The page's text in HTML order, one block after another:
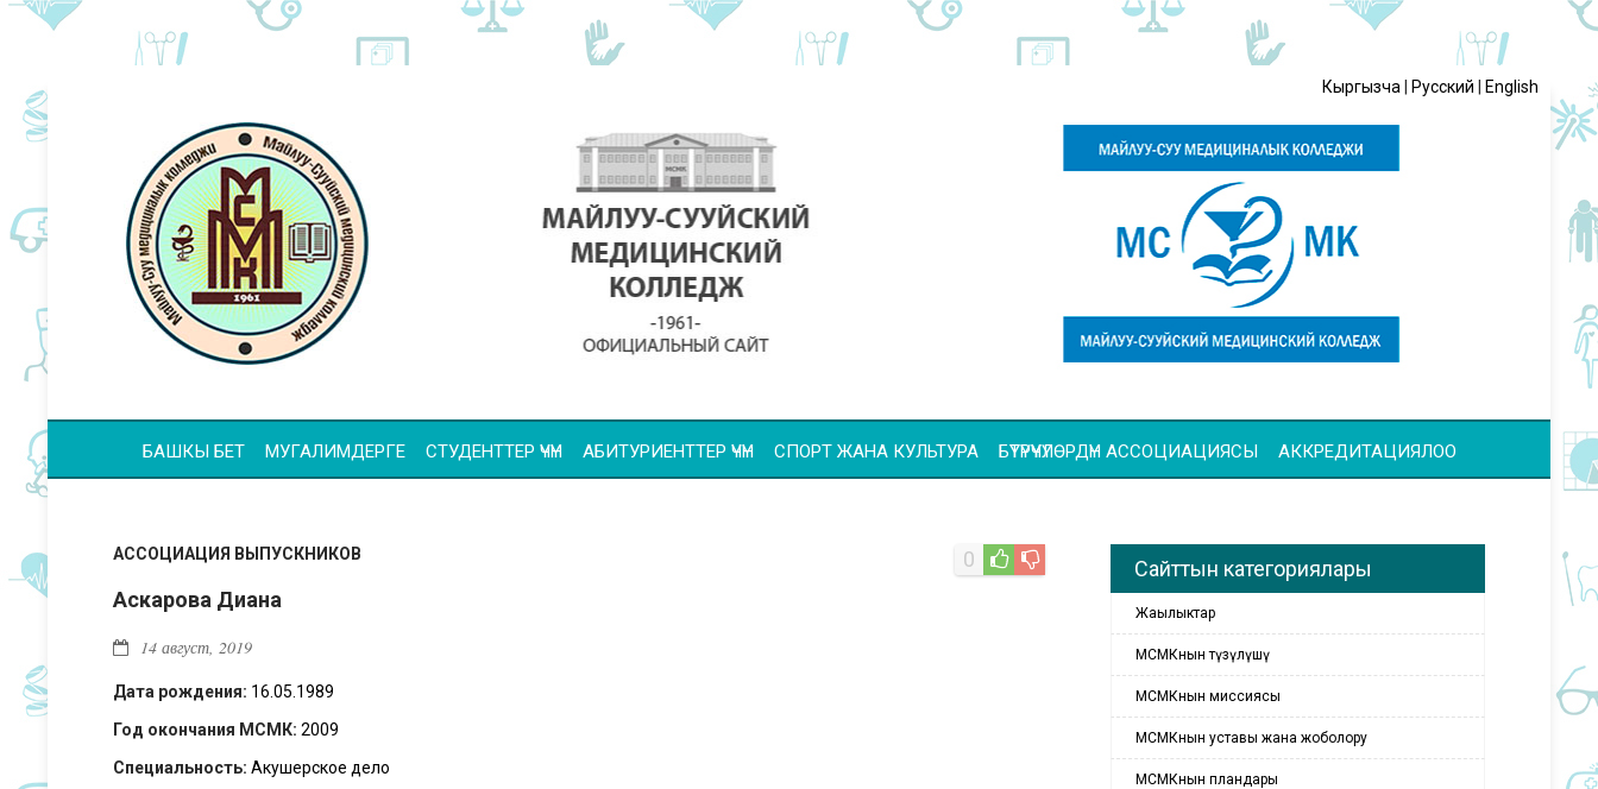
Кыргызча Русский English
БАШКЫ БЕТ МУГАЛИМДЕРГЕ СТУДЕНТТЕР ҮЧҮН АБИТУРИЕНТТЕР ҮЧҮН СПОРТ ЖАНА КУЛЬТУРА БҮТҮРҮҮЧҮЛӨРДҮН АССОЦИАЦИЯСЫ АККРЕДИТАЦИЯЛОО
АССОЦИАЦИЯ ВЫПУСКНИКОВ
Аскарова Диана
14 август, 2019
0
Дата рождения: 16.05.1989
Год окончания МСМК: 2009
Специальность: Акушерское дело
Сайттын категориялары
Жаңылыктар
МСМКнын түзүлүшү
МСМКнын миссиясы
МСМКнын уставы жана жоболору
МСМКнын пландары